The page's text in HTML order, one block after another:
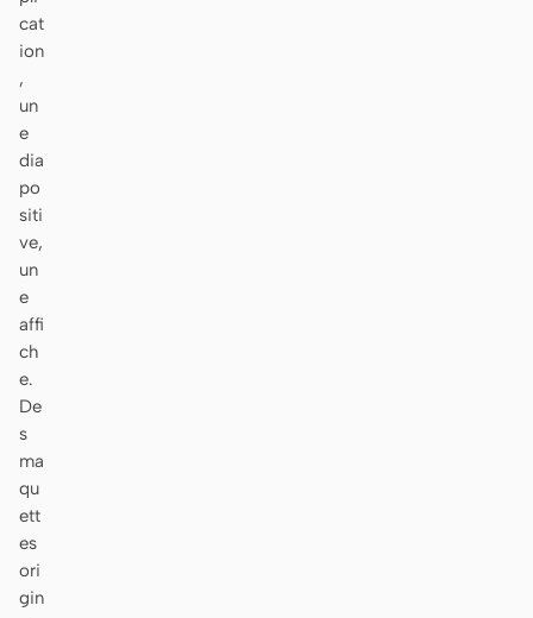
cat
ion
,
un
e
dia
po
siti
ve,
un
e
affi
ch
e.
De
s
ma
qu
ett
es
ori
gin